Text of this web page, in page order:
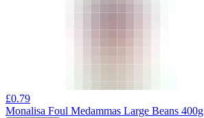
£0.79
Monalisa Foul Medammas Large Beans 400g